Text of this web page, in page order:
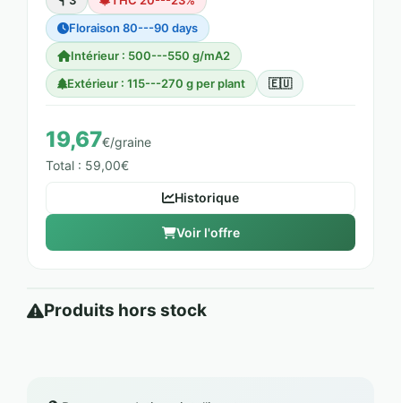
Floraison 80---90 days
Intérieur : 500---550 g/mA2
Extérieur : 115---270 g per plant
🇪🇺
19,67€/graine
Total : 59,00€
Historique
Voir l'offre
Produits hors stock